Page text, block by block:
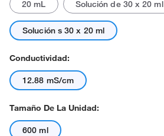
20 mL Solución de 30 x 20 ml
Solución s 30 x 20 ml
Conductividad:
12.88 mS/cm
Tamaño De La Unidad:
600 ml